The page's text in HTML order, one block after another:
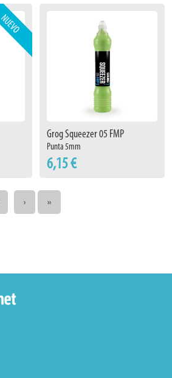
Grog Squeezer 05 FMP
Punta 5mm
6,15 €
› ››